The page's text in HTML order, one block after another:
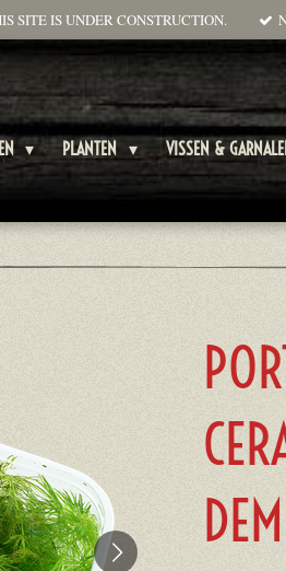
SITE IS UNDER CONSTRUCTION.
PLANTEN VISSEN &